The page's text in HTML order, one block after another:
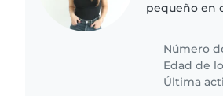
pequeño en
acompañe
Número
Edad de
Última